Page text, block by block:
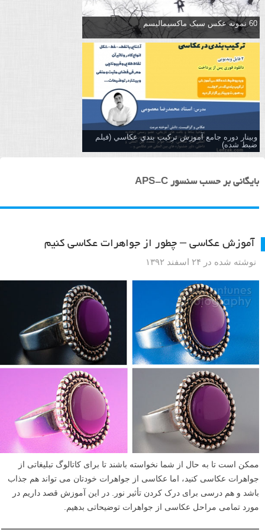
60 نمونه عکس سبک ماکسیمالیسم
وبینار دوره جامع آموزش تركيب بندي عكاسي (فیلم
ضبط شده)
بایگانی بر حسب سنسور APS-C
آموزش عکاسی – چطور از جواهرات عکاسی کنیم
نوشته شده در ۲۴ اسفند ۱۳۹۲
ممکن است تا به حال از شما نخواسته باشند تا برای کاتالوگ تبلیغاتی از
جواهرات عکاسی کنید، اما عکاسی از جواهرات خودتان می تواند هم جذاب
باشد و هم درسی برای درک کردن تأثیر نور. در این آموزش قصد داریم در
مورد تمامی مراحل عکاسی از جواهرات توضیحاتی بدهیم.